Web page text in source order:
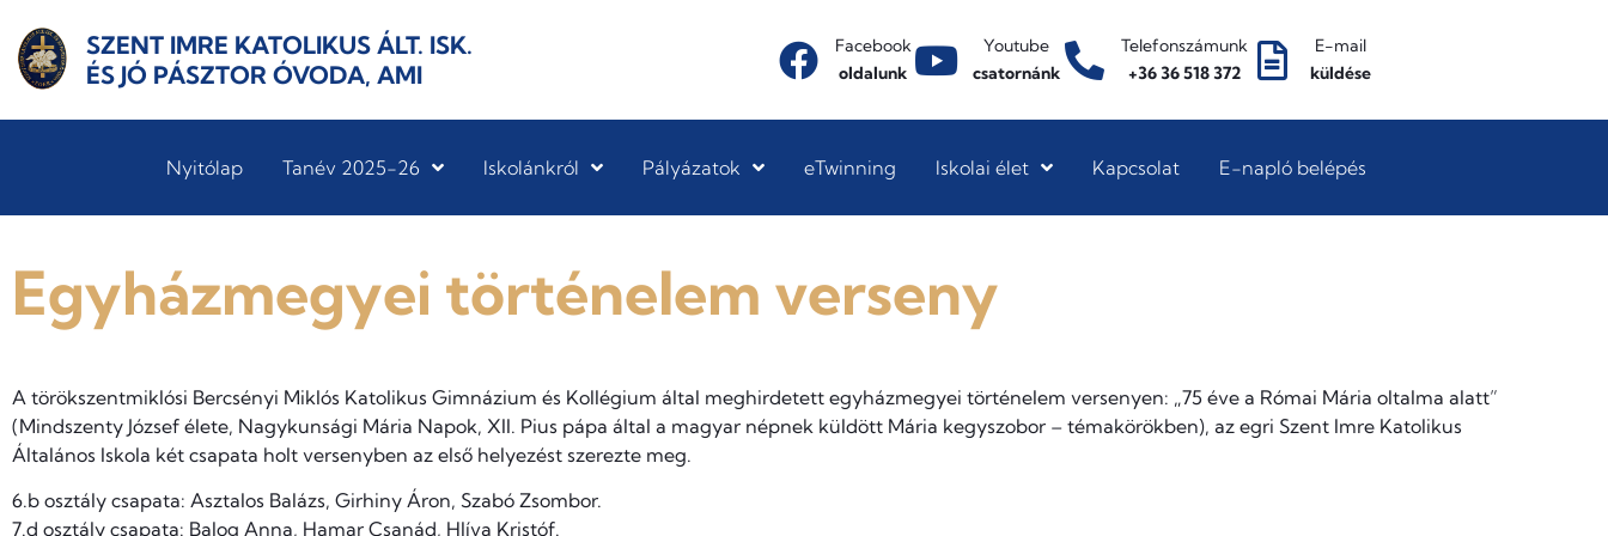
SZENT IMRE KATOLIKUS ÁLT. ISK.
ÉS JÓ PÁSZTOR ÓVODA, AMI
Facebook
oldalunk
Youtube
csatornánk
Telefonszámunk
+36 36 518 372
E-mail
küldése
Nyitólap Tanév 2025-26 Iskolánkról Pályázatok eTwinning Iskolai élet Kapcsolat E-napló belépés
Egyházmegyei történelem verseny
A törökszentmiklósi Bercsényi Miklós Katolikus Gimnázium és Kollégium által meghirdetett egyházmegyei történelem versenyen: „75 éve a Római Mária oltalma alatt”
(Mindszenty József élete, Nagykunsági Mária Napok, XII. Pius pápa által a magyar népnek küldött Mária kegyszobor – témakörökben), az egri Szent Imre Katolikus
Általános Iskola két csapata holt versenyben az első helyezést szerezte meg.
6.b osztály csapata: Asztalos Balázs, Girhiny Áron, Szabó Zsombor.
7.d osztály csapata: Balog Anna, Hamar Csanád, Hlíva Kristóf.